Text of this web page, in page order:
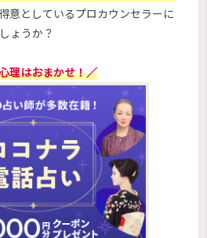
意としているプロカウンセラーに
ょうか？
理はおまかせ！／